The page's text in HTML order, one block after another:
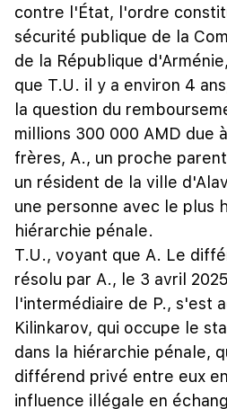
contre l'État, l'ordre
sécurité publique de la
de la République
que T.U. il y a environ 4
la question du
millions 300 000 AMD due
frères, A., un proche
un résident de la ville
une personne avec le plus
hiérarchie pénale.
T.U., voyant que A. Le
résolu par A., le 3 avril
l'intermédiaire de P., s'est
Kilinkarov, qui occupe le
dans la hiérarchie pénale,
différend privé entre eux
influence illégale en